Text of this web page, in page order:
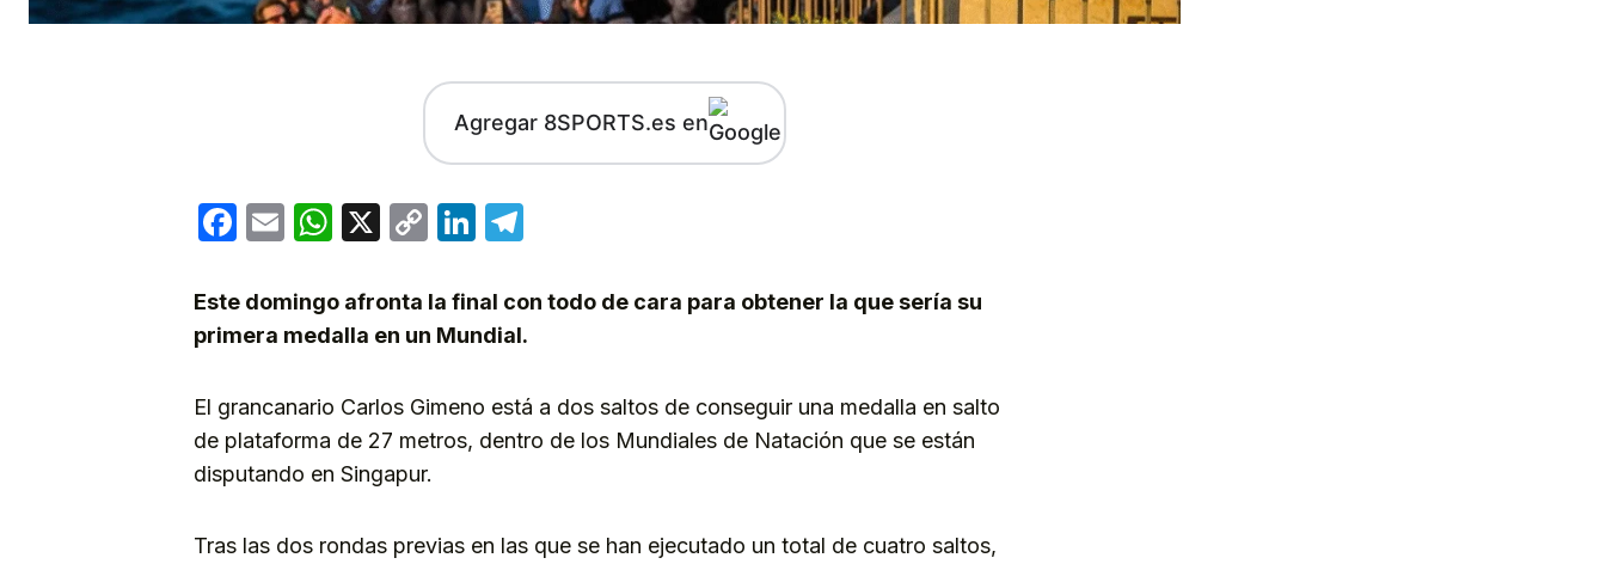
Agregar 8SPORTS.es en
Facebook
EmailWhatsApp
X
CopyLinkedIn
Este domingo afronta la final con todo de cara para obtener la que sería su
primera medalla en un Mundial.
El grancanario Carlos Gimeno está a dos saltos de conseguir una medalla en salto
de plataforma de 27 metros, dentro de los Mundiales de Natación que se están
disputando en Singapur.
Tras las dos rondas previas en las que se han ejecutado un total de cuatro saltos,